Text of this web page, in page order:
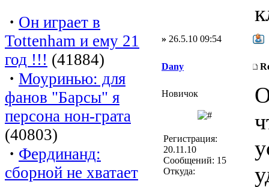
· Он играет в
Tottenham и ему 21
год !!! (41884)
· Моуринью: для
фанов "Барсы" я
персона нон-грата
(40803)
· Фердинанд:
сборной не хватает
» 26.5.10 09:54
Dany
Новичок
Регистрация:
20.11.10
Сообщений: 15
Откуда: